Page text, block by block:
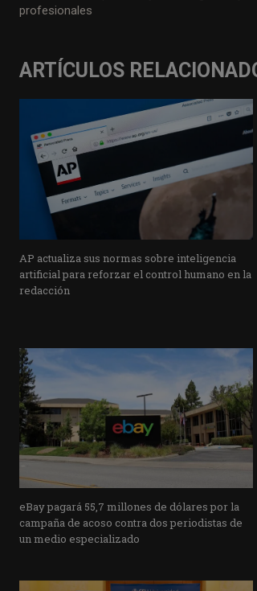
profesionales
ARTÍCULOS
AP actualiza sus normas sobre inteligencia
artificial para reforzar el control humano en la
redacción
eBay pagará 55,7 millones de dólares por la
campaña de acoso contra dos periodistas de
un medio especializado